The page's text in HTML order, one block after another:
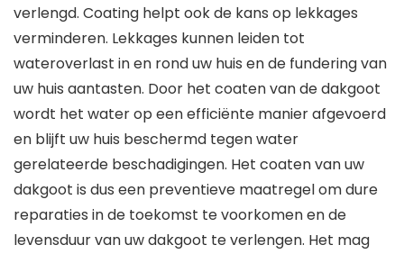
verlengd. Coating helpt ook de kans op lekkages
verminderen. Lekkages kunnen leiden tot
wateroverlast in en rond uw huis en de fundering van
uw huis aantasten. Door het coaten van de dakgoot
wordt het water op een efficiënte manier afgevoerd
en blijft uw huis beschermd tegen water
gerelateerde beschadigingen. Het coaten van uw
dakgoot is dus een preventieve maatregel om dure
reparaties in de toekomst te voorkomen en de
levensduur van uw dakgoot te verlengen. Het mag